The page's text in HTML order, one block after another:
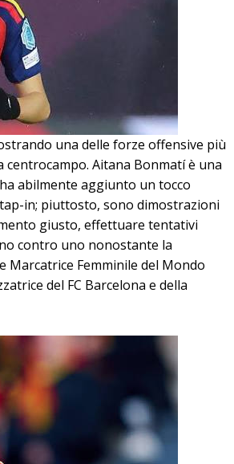
una delle forze offensive più
Aitana Bonmatí è una
abilmente aggiunto un tocco
in; piuttosto, sono dimostrazioni
giusto, effettuare tentativi
contro uno nonostante la
Marcatrice Femminile del Mondo
del FC Barcelona e della